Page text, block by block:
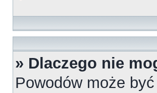
» Dlaczego nie
Powodów może